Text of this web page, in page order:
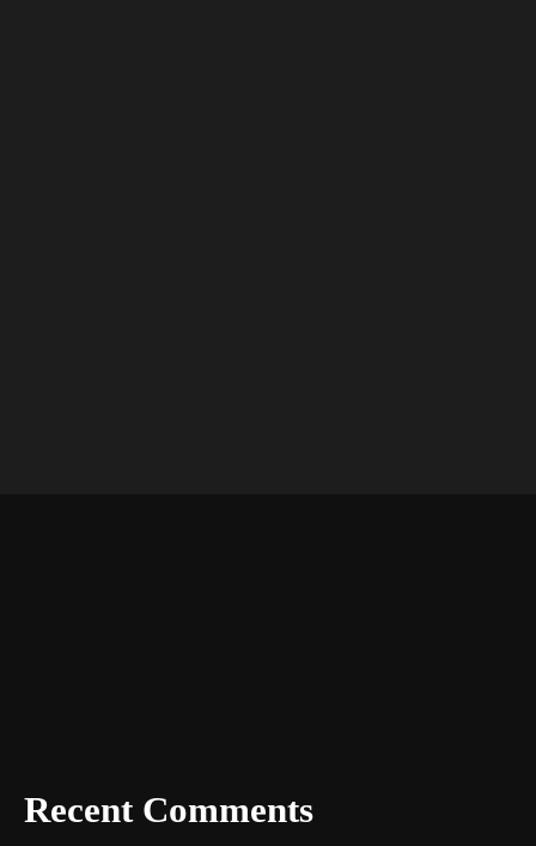
Recent Comments